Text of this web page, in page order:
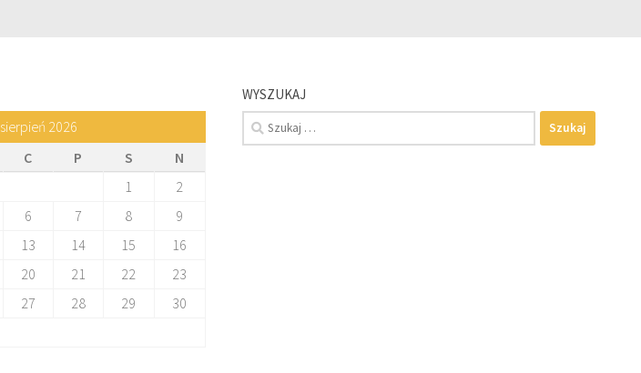
sierpień 2026
C P S
N
1
2
6 7 8
9
13 14 15
16
20 21 22
23
27 28 29
30
WYSZUKAJ
Szukaj: